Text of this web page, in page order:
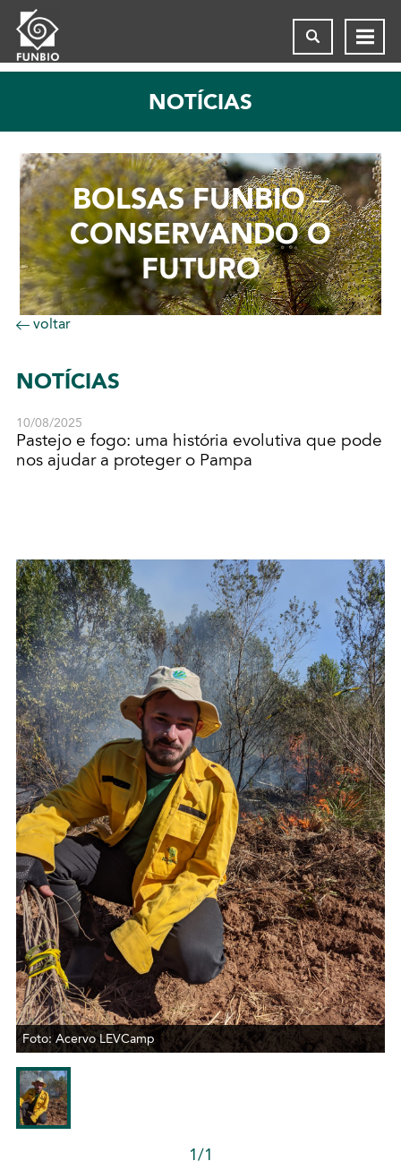
NOTÍCIAS
BOLSAS FUNBIO –
CONSERVANDO O
FUTURO
voltar
NOTÍCIAS
10/08/2025
Pastejo e fogo: uma história evolutiva que pode
nos ajudar a proteger o Pampa
Foto: Acervo LEVCamp
1/1